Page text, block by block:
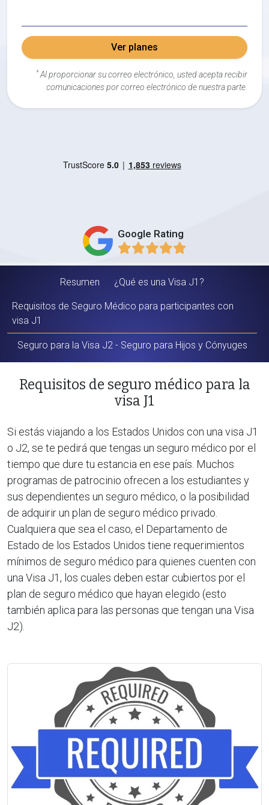
Ver planes
* Al proporcionar su correo electrónico, usted acepta recibir
comunicaciones por correo electrónico de nuestra parte.
Google Rating
Resumen ¿Qué es una Visa J1?
Requisitos de Seguro Médico para participantes con
visa J1
Seguro para la Visa J2 - Seguro para Hijos y Cónyuges
Requisitos de seguro médico para la
visa J1
Si estás viajando a los Estados Unidos con una visa J1
o J2, se te pedirá que tengas un seguro médico por el
tiempo que dure tu estancia en ese país. Muchos
programas de patrocinio ofrecen a los estudiantes y
sus dependientes un seguro médico, o la posibilidad
de adquirir un plan de seguro médico privado.
Cualquiera que sea el caso, el Departamento de
Estado de los Estados Unidos tiene requerimientos
mínimos de seguro médico para quienes cuenten con
una Visa J1, los cuales deben estar cubiertos por el
plan de seguro médico que hayan elegido (esto
también aplica para las personas que tengan una Visa
J2).